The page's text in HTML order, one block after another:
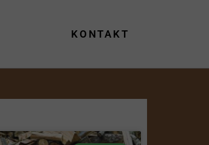
KONTAKT